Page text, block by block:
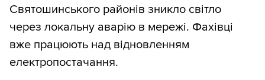
Святошинського районів зникло світло
через локальну аварію в мережі. Фахівці
вже працюють над відновленням
електропостачання.